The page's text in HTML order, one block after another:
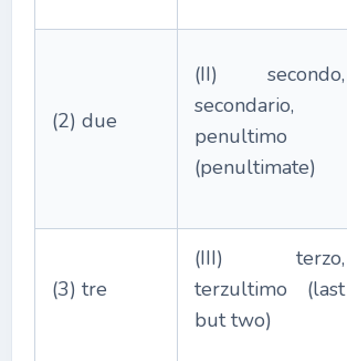
(2) due
(II) secondo,
secondario,
penultimo
(penultimate)
(3) tre
(III) terzo,
terzultimo (last
but two)